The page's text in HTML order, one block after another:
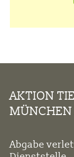
AKTION
MÜNCHEN
Abgabe